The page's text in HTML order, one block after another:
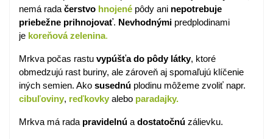
nemá rada čerstvo hnojené pôdy ani nepotrebuje
priebežne prihnojovať. Nevhodnými predplodinami
je koreňová zelenina.
Mrkva počas rastu vypúšťa do pôdy látky, ktoré
obmedzujú rast buriny, ale zároveň aj spomaľujú klíčenie
iných semien. Ako susednú plodinu môžeme zvoliť napr.
cibuľoviny, reďkovky alebo paradajky.
Mrkva má rada pravidelnú a dostatočnú zálievku.